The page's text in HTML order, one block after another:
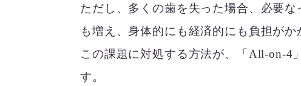
ただし、多くの歯を失った場合、必要な
も増え、身体的にも経済的にも負担がか
この課題に対処する方法が、「All-on-4
す。